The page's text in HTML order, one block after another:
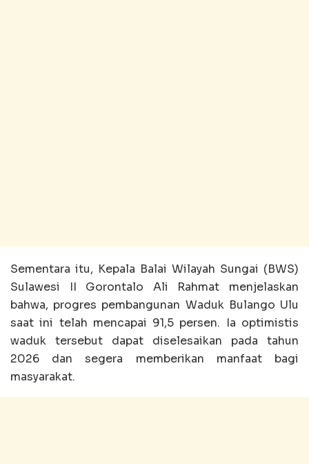
Sementara itu, Kepala Balai Wilayah Sungai (BWS)
Sulawesi II Gorontalo Ali Rahmat menjelaskan
bahwa, progres pembangunan Waduk Bulango Ulu
saat ini telah mencapai 91,5 persen. Ia optimistis
waduk tersebut dapat diselesaikan pada tahun
2026 dan segera memberikan manfaat bagi
masyarakat.